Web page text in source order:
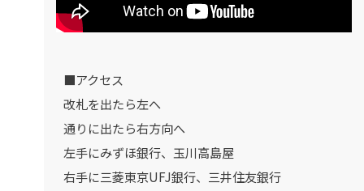
■アクセス
改札を出たら左へ
通りに出たら右方向へ
左手にみずほ銀行、玉川高島屋
右手に三菱東京UFJ銀行、三井住友銀行